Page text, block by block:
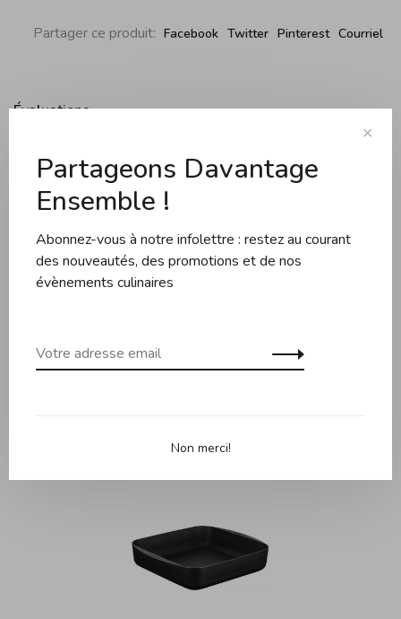
Partager ce produit: Facebook Twitter Pinterest Courriel
Évaluations
0 évaluation
• • •
0 étoiles selon 0 avis
Ajouter un avis
✕
Partageons Davantage
Ensemble !
Abonnez-vous à notre infolettre : restez au courant
des nouveautés, des promotions et de nos
évènements culinaires
Non merci!